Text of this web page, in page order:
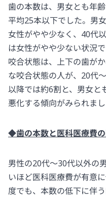
歯の本数は、男女とも年
平均25本以下でした。男
女性がやや少なく、40代
は女性がやや少ない状況で
咬合状態は、上下の歯が
な咬合状態の人が、20代
以降では約6割と、男女と
悪化する傾向がみられまし
◆歯の本数と医科医療費
男性の20代～30代以外の
いほど医科医療費が有意
度でも、本数の低下に伴